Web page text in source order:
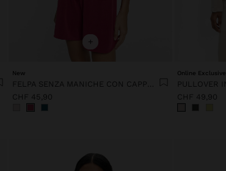
+
New
FELPA SENZA MANICHE CON CAPPUCCIO TOCCO MORBIDO
CHF 45,90
Online Exclusive
CHF 49,90